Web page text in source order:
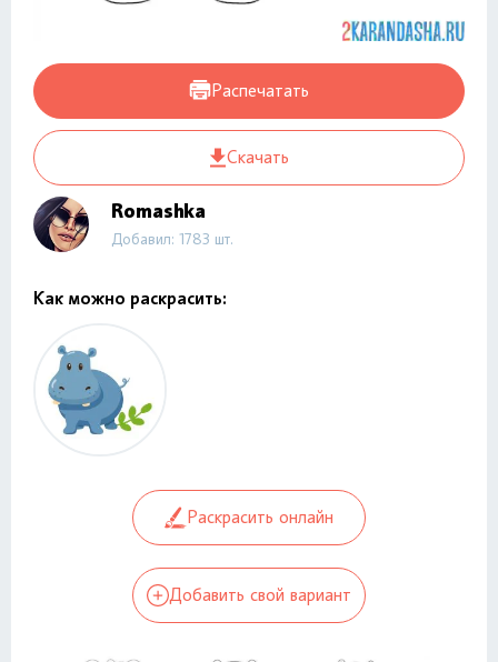
Распечатать
Скачать
Romashka
Добавил: 1783 шт.
Как можно раскрасить:
Раскрасить онлайн
Добавить свой вариант